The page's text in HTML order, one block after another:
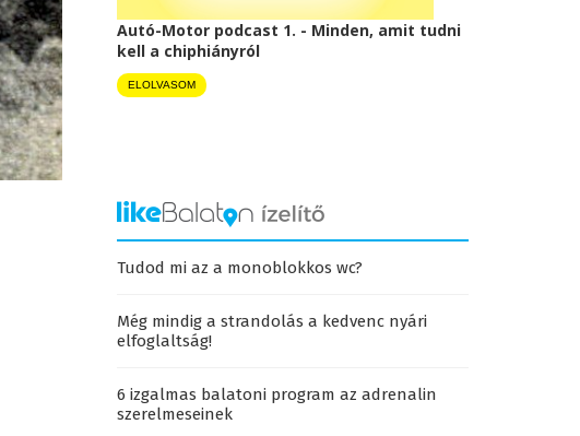
Autó-Motor podcast 1. - Minden, amit tudni
kell a chiphiányról
ELOLVASOM
Tudod mi az a monoblokkos wc?
Még mindig a strandolás a kedvenc nyári
elfoglaltság!
6 izgalmas balatoni program az adrenalin
szerelmeseinek